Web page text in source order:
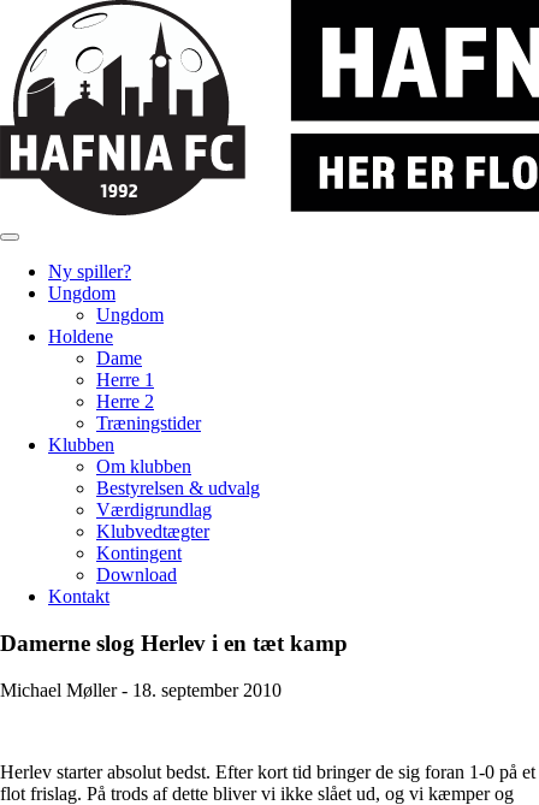
Ny spiller?
Ungdom
Ungdom
Holdene
Dame
Herre 1
Herre 2
Træningstider
Klubben
Om klubben
Bestyrelsen & udvalg
Værdigrundlag
Klubvedtægter
Kontingent
Download
Kontakt
Damerne slog Herlev i en tæt kamp
Michael Møller - 18. september 2010
Herlev starter absolut bedst. Efter kort tid bringer de sig foran 1-0 på et
flot frislag. På trods af dette bliver vi ikke slået ud, og vi kæmper og